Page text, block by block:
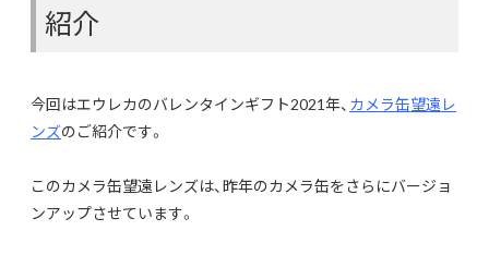
紹介
今回はエウレカのバレンタインギフト2021年、 カメラ缶望遠レ
ンズのご紹介です。
このカメラ缶望遠レンズは、昨年のカメラ缶をさらにバージョ
ンアップさせています。